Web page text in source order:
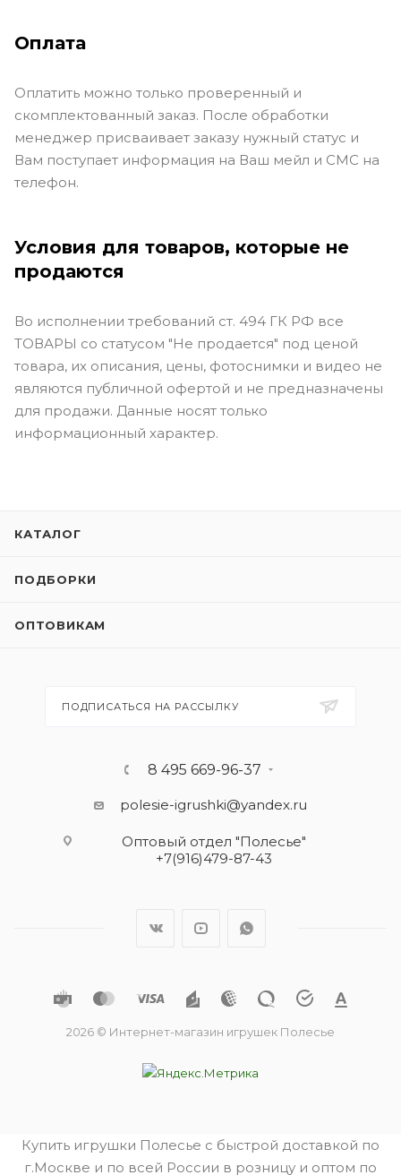
Оплата
Оплатить можно только проверенный и
скомплектованный заказ. После обработки
менеджер присваивает заказу нужный статус и
Вам поступает информация на Ваш мейл и СМС на
телефон.
Условия для товаров, которые не
продаются
Во исполнении требований ст. 494 ГК РФ все
ТОВАРЫ со статусом "Не продается" под ценой
товара, их описания, цены, фотоснимки и видео не
являются публичной офертой и не предназначены
для продажи. Данные носят только
информационный характер.
КАТАЛОГ
ПОДБОРКИ
ОПТОВИКАМ
ПОДПИСАТЬСЯ НА РАССЫЛКУ
8 495 669-96-37
polesie-igrushki@yandex.ru
Оптовый отдел "Полесье"
+7(916)479-87-43
2026 © Интернет-магазин игрушек Полесье
Купить игрушки Полесье с быстрой доставкой по
г.Москве и по всей России в розницу и оптом по